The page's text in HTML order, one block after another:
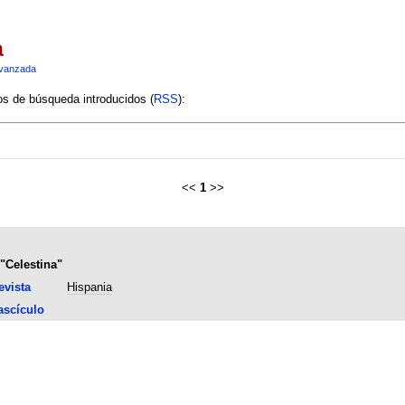
de búsqueda introducidos (RSS):
<< 1 >>
Hispania